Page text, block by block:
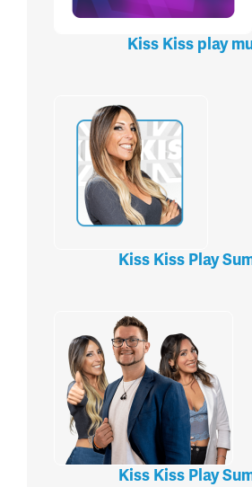
Kiss Kiss play
Kiss Kiss Play
Kiss Kiss Play